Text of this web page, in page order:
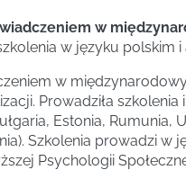
w
w języku polskim i
w
Prowadziła
Estonia, Rumunia,
Szkolenia prowadzi w
Psychologii